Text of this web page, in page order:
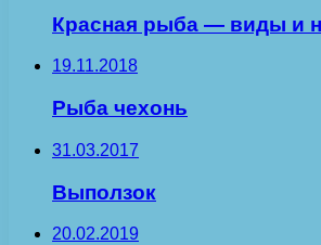
Красная рыба — виды и
19.11.2018
Рыба чехонь
31.03.2017
Выползок
20.02.2019